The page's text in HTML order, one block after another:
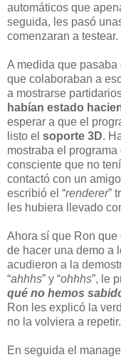
automáticos que
seguida, les pasó
comenzaran a testear.
A medida que
que colaboraban a
a mostrarse
habían estado
esperar a que el
listo el soporte 3D.
mostraba el
consciente que no
contactó con un
escribió el “renderer”
les hubiera llevado
Ahora sí que Ron
de hacer una demo a
acudieron a la
“ahhhs” y “ohhhs”, le
qué no hemos
Ron les explicó la
no la volviera a repetir.
En seguida el